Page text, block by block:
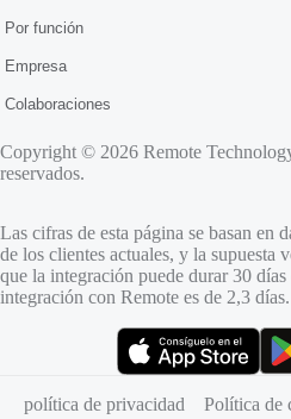
Por función
Empresa
Colaboraciones
Copyright © 2026 Remote
reservados.
Las cifras de esta página se basan en
de los clientes actuales, y la supuesta
que la integración puede durar 30
integración con Remote es de 2,3 días.
política de privacidad
Política de